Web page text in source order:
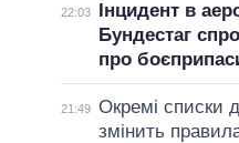
22:03
Інцидент в
Бундестаг
про
21:49 Окремі списки
змінить